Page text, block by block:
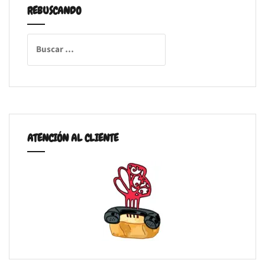
REBUSCANDO
ATENCIÓN AL CLIENTE